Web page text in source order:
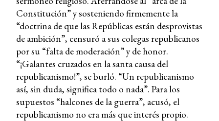
Constitución” y sosteniendo firmemente la
“doctrina de que las Repúblicas están desprovistas
de ambición”, censuró a sus colegas republicanos
por su “falta de moderación” y de honor.
“¡Galantes cruzados en la santa causa del
republicanismo!”, se burló. “Un republicanismo
así, sin duda, significa todo o nada”. Para los
supuestos “halcones de la guerra”, acusó, el
republicanismo no era más que interés propio.